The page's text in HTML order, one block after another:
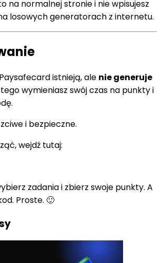
na normalnej stronie i nie wpisujesz
losowych generatorach z internetu.
istnieją, ale nie generuje
wymieniasz swój czas na punkty i
i bezpieczne.
wejdź tutaj:
zadania i zbierz swoje punkty. A
Proste. 🙂